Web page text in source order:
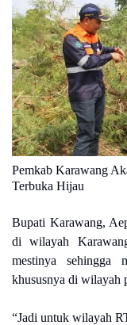
Pemkab Karawang
Terbuka Hijau
Bupati Karawang,
di wilayah
mestinya sehingga
khususnya di wilayah
“Jadi untuk wilayah